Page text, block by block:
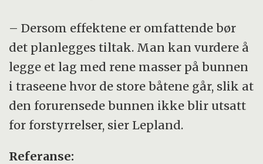
– Dersom effektene er omfattende bør
det planlegges tiltak. Man kan vurdere å
legge et lag med rene masser på bunnen
i traseene hvor de store båtene går, slik at
den forurensede bunnen ikke blir utsatt
for forstyrrelser, sier Lepland.
Referanse: